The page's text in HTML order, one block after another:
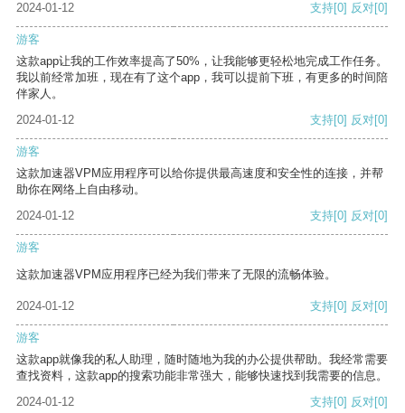
2024-01-12
支持[0] 反对[0]
游客
这款app让我的工作效率提高了50%，让我能够更轻松地完成工作任务。
我以前经常加班，现在有了这个app，我可以提前下班，有更多的时间陪
伴家人。
2024-01-12
支持[0] 反对[0]
游客
这款加速器VPM应用程序可以给你提供最高速度和安全性的连接，并帮
助你在网络上自由移动。
2024-01-12
支持[0] 反对[0]
游客
这款加速器VPM应用程序已经为我们带来了无限的流畅体验。
2024-01-12 支持[0] 反对[0]
游客
这款app就像我的私人助理，随时随地为我的办公提供帮助。我经常需要
查找资料，这款app的搜索功能非常强大，能够快速找到我需要的信息。
2024-01-12
支持[0] 反对[0]